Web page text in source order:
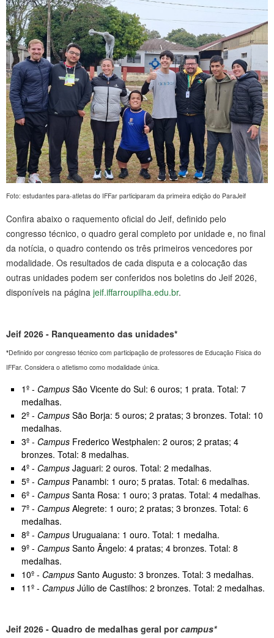
Foto: estudantes para-atletas do IFFar participaram da primeira edição do ParaJeif
Confira abaixo o raquemento oficial do Jeif, definido pelo
congresso técnico, o quadro geral completo por unidade e, no final
da notícia, o quadro contendo os três primeiros vencedores por
modalidade. Os resultados de cada disputa e a colocação das
outras unidades podem ser conferidos nos boletins do Jeif 2026,
disponíveis na página jeif.iffarroupilha.edu.br.
Jeif 2026 - Ranqueamento das unidades*
*Definido por congresso técnico com participação de professores de Educação Física do
IFFar. Considera o atletismo como modalidade única.
1º - Campus São Vicente do Sul: 6 ouros; 1 prata. Total: 7
medalhas.
2º - Campus São Borja: 5 ouros; 2 pratas; 3 bronzes. Total: 10
medalhas.
3º - Campus Frederico Westphalen: 2 ouros; 2 pratas; 4
bronzes. Total: 8 medalhas.
4º - Campus Jaguari: 2 ouros. Total: 2 medalhas.
5º - Campus Panambi: 1 ouro; 5 pratas. Total: 6 medalhas.
6º - Campus Santa Rosa: 1 ouro; 3 pratas. Total: 4 medalhas.
7º - Campus Alegrete: 1 ouro; 2 pratas; 3 bronzes. Total: 6
medalhas.
8º - Campus Uruguaiana: 1 ouro. Total: 1 medalha.
9º - Campus Santo Ângelo: 4 pratas; 4 bronzes. Total: 8
medalhas.
10º - Campus Santo Augusto: 3 bronzes. Total: 3 medalhas.
11º - Campus Júlio de Castilhos: 2 bronzes. Total: 2 medalhas.
Jeif 2026 - Quadro de medalhas geral porcampus*